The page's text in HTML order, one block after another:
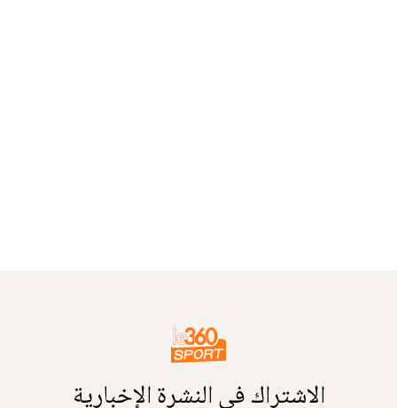
الاشتراك في النشرة الإخبارية